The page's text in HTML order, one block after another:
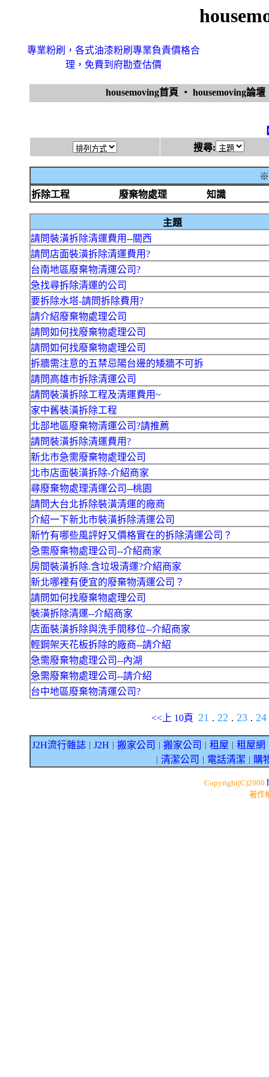
專業粉刷，各式油漆粉刷專業負責價格合
理，免費到府勘查估價
housemoving首頁 ‧ housemoving論壇
搜尋:
※
拆除工程
廢棄物處理 知識
主題
請問裝潢拆除清運費用--關西
請問店面裝潢拆除清運費用?
台南地區廢棄物清運公司?
急找尋拆除清運的公司
要拆除水塔-請問拆除費用?
請介紹廢棄物處理公司
請問如何找廢棄物處理公司
請問如何找廢棄物處理公司
拆牆需注意的五禁忌陽台邊的矮牆不可拆
請問高雄市拆除清運公司
請問裝潢拆除工程及清運費用~
家中舊裝潢拆除工程
北部地區廢棄物清運公司?請推薦
請問裝潢拆除清運費用?
新北市急需廢棄物處理公司
北市店面裝潢拆除-介紹商家
尋廢棄物處理清運公司--桃園
請問大台北拆除裝潢清運的廠商
介紹一下新北市裝潢拆除清運公司
新竹有哪些風評好又價格實在的拆除清運公司？
急需廢棄物處理公司--介紹商家
房間裝潢拆除.含垃圾清運?介紹商家
新北哪裡有便宜的廢棄物清運公司？
請問如何找廢棄物處理公司
裝潢拆除清運--介紹商家
店面裝潢拆除與洗手間移位--介紹商家
輕鋼架天花板拆除的廠商--請介紹
急需廢棄物處理公司--內湖
急需廢棄物處理公司--請介紹
台中地區廢棄物清運公司?
<<上 10頁 21 . 22 . 23 . 24
J2H流行雜誌 J2H 搬家公司 搬家公司 租屋 租屋網
清潔公司 電話清潔 購
Copyright(C)2000
著作